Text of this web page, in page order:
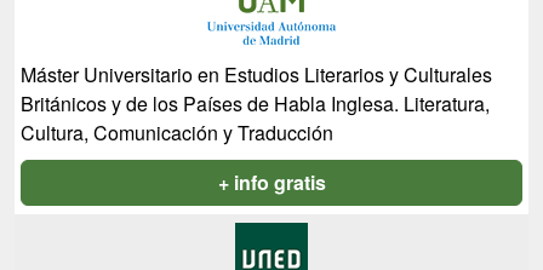
Máster Universitario en Estudios Literarios y Culturales
Británicos y de los Países de Habla Inglesa. Literatura,
Cultura, Comunicación y Traducción
+ info gratis